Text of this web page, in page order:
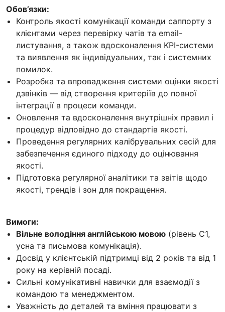
Обов’язки:
Контроль якості комунікації команди саппорту з
клієнтами через перевірку чатів та email-
листування, а також вдосконалення KPI-системи
та виявлення як індивідуальних, так і системних
помилок.
Розробка та впровадження системи оцінки якості
дзвінків — від створення критеріїв до повної
інтеграції в процеси команди.
Оновлення та вдосконалення внутрішніх правил і
процедур відповідно до стандартів якості.
Проведення регулярних калібрувальних сесій для
забезпечення єдиного підходу до оцінювання
якості.
Підготовка регулярної аналітики та звітів щодо
якості, трендів і зон для покращення.
Вимоги:
Вільне володіння англійською мовою (рівень C1,
усна та письмова комунікація).
Досвід у клієнтській підтримці від 2 років та від 1
року на керівній посаді.
Сильні комунікативні навички для взаємодії з
командою та менеджментом.
Уважність до деталей та вміння працювати з